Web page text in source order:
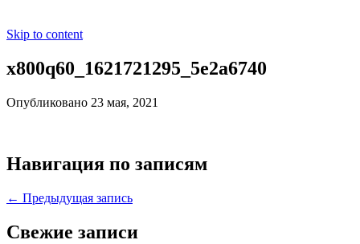
Skip to content
x800q60_1621721295_5e2a6740
Опубликовано 23 мая, 2021
Навигация по записям
← Предыдущая запись
Свежие записи